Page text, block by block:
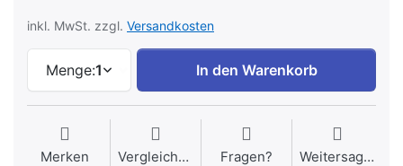
inkl. MwSt. zzgl. Versandkosten
Menge:1 In den Warenkorb
Merken Vergleichen Fragen? Weitersagen